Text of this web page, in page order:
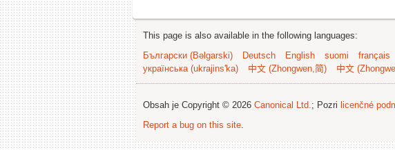
This page is also available in the following languages:
Български (Bəlgarski)
Deutsch English suomi français
українська (ukrajins'ka)
中文 (Zhongwen,简) 中文
Obsah je Copyright © 2026 Canonical Ltd.; Pozri licenčné
Report a bug on this site.